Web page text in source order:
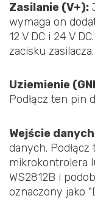
Zasilanie (V+):
wymaga on
12 V DC i 24 V
zacisku zasilacza.
Uziemienie
Podłącz ten pin
Wejście
danych.
mikrokontrolera
WS2812B i
oznaczony jako